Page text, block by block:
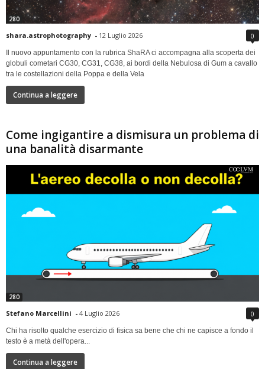
280
shara.astrophotography - 12 Luglio 2026 0
Il nuovo appuntamento con la rubrica ShaRA ci accompagna alla scoperta dei
globuli cometari CG30, CG31, CG38, ai bordi della Nebulosa di Gum a cavallo
tra le costellazioni della Poppa e della Vela
Continua a leggere
Come ingigantire a dismisura un problema di
una banalità disarmante
280
Stefano Marcellini - 4 Luglio 2026 0
Chi ha risolto qualche esercizio di fisica sa bene che chi ne capisce a fondo il
testo è a metà dell'opera...
Continua a leggere